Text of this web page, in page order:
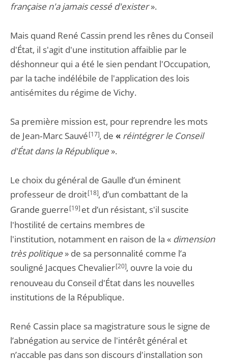
française n'a jamais cessé d'exister».
Mais quand René Cassin prend les rênes du Conseil
d'État, il s'agit d'une institution affaiblie par le
déshonneur qui a été le sien pendant l'Occupation,
par la tache indélébile de l'application des lois
antisémites du régime de Vichy.
Sa première mission est, pour reprendre les mots
de Jean‑Marc Sauvé[17], de « réintégrer le Conseil
d'État dans la République ».
Le choix du général de Gaulle d’un éminent
professeur de droit[18], d’un combattant de la
Grande guerre[19] et d’un résistant, s'il suscite
l'hostilité de certains membres de
l'institution, notamment en raison de la « dimension
très politique » de sa personnalité comme l’a
souligné Jacques Chevalier[20], ouvre la voie du
renouveau du Conseil d'État dans les nouvelles
institutions de la République.
René Cassin place sa magistrature sous le signe de
l’abnégation au service de l'intérêt général et
n’accable pas dans son discours d'installation son